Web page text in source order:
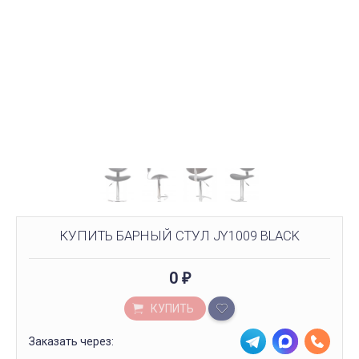
КУПИТЬ БАРНЫЙ СТУЛ JY1009 BLACK
0 ₽
КУПИТЬ
Заказать через: